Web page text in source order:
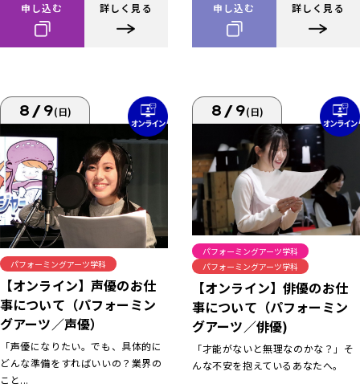
申し込む 詳しく見る 申し込む 詳しく見る
8/9(日)
パフォーミングアーツ学科
【オンライン】声優のお仕
事について（パフォーミン
グアーツ／声優）
「声優になりたい。でも、具体的に
どんな準備をすればいいの？業界の
こと...
8/9(日)
パフォーミングアーツ学科
パフォーミングアーツ学科
【オンライン】俳優のお仕
事について（パフォーミン
グアーツ／俳優)
「才能がないと無理なのかな？」そ
んな不安を抱えているあなたへ。